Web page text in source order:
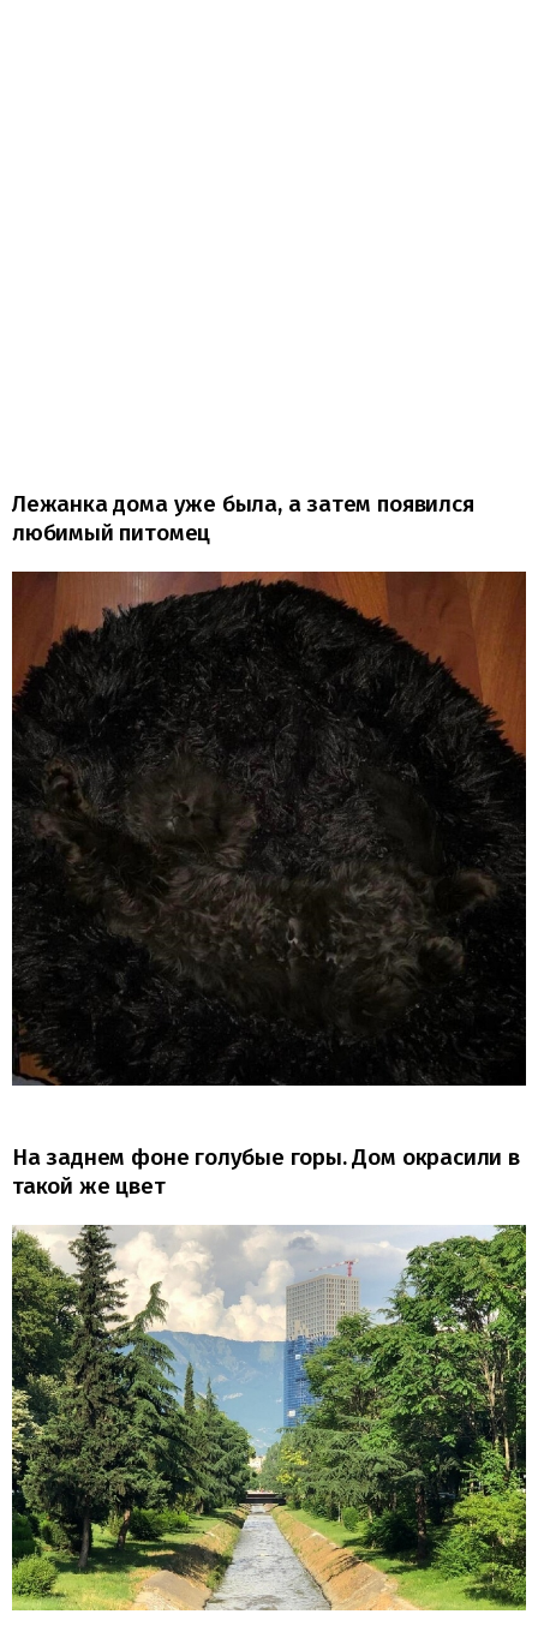
Лежанка дома уже была, а затем появился
любимый питомец
На заднем фоне голубые горы. Дом окрасили в
такой же цвет